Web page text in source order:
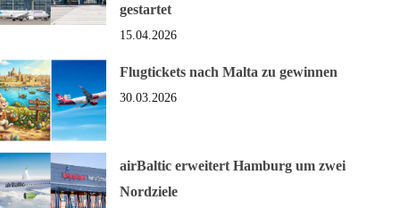
gestartet
15.04.2026
Flugtickets nach Malta zu gewinnen
30.03.2026
airBaltic erweitert Hamburg um zwei
Nordziele